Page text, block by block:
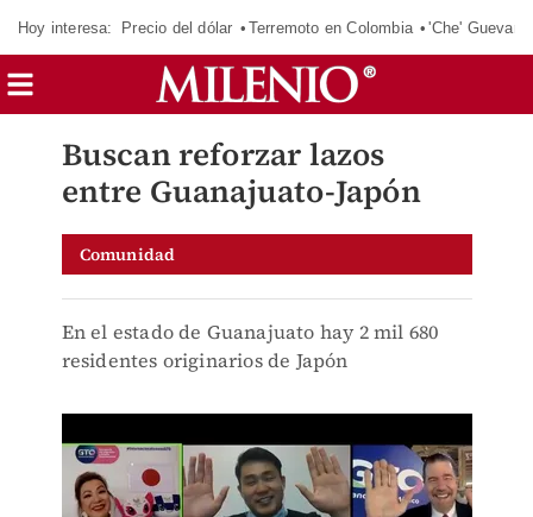
Hoy interesa: Precio del dólar Terremoto en Colombia 'Che' Guevara
Buscan reforzar lazos
entre Guanajuato-Japón
Comunidad
En el estado de Guanajuato hay 2 mil 680
residentes originarios de Japón